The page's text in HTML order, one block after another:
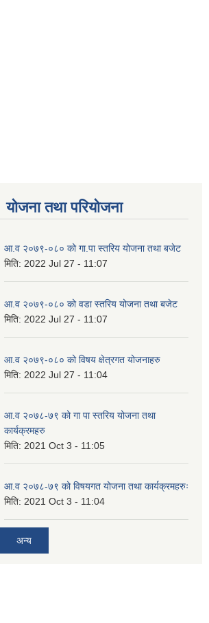
योजना तथा परियोजना
आ.व २०७९-०८० को गा.पा स्तरिय योजना तथा बजेट
मिति: 2022 Jul 27 - 11:07
आ.व २०७९-०८० को वडा स्तरिय योजना तथा बजेट
मिति: 2022 Jul 27 - 11:07
आ.व २०७९-०८० को विषय क्षेत्रगत योजनाहरु
मिति: 2022 Jul 27 - 11:04
आ.व २०७८-७९ को गा पा स्तरिय योजना तथा
कार्यक्रमहरु
मिति: 2021 Oct 3 - 11:05
आ.व २०७८-७९ को विषयगत योजना तथा कार्यक्रमहरुः
मिति: 2021 Oct 3 - 11:04
अन्य